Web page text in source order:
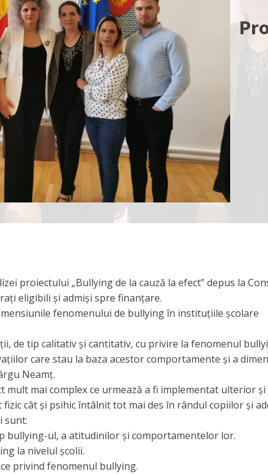
proiectului „Bullying de la cauză la efect” depus la
eligibili și admiși spre finanțare.
fenomenului de bullying în instituțiile școlare
de tip calitativ şi cantitativ, cu privire la fenomenul
care stau la baza acestor comportamente şi a
Neamț.
mai complex ce urmează a fi implementat ulterior și
cât și psihic întâlnit tot mai des în rândul copiilor și
sunt:
bullying-ul, a atitudinilor şi comportamentelor lor.
la nivelul şcolii.
privind fenomenul bullying.